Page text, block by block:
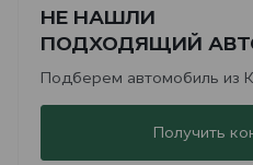
НЕ НАШЛИ
ПОДХОДЯЩИЙ
Подберем автомобиль из
Получить